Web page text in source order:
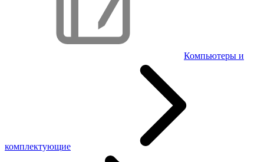
Компьютеры и
комплектующие